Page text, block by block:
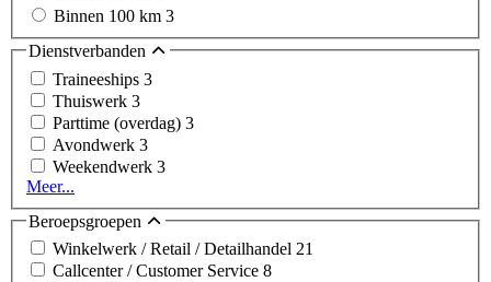
Binnen 100 km 3
Dienstverbanden
Traineeships 3
Thuiswerk 3
Parttime (overdag) 3
Avondwerk 3
Weekendwerk 3
Meer...
Beroepsgroepen
Winkelwerk / Retail / Detailhandel 21
Callcenter / Customer Service 8